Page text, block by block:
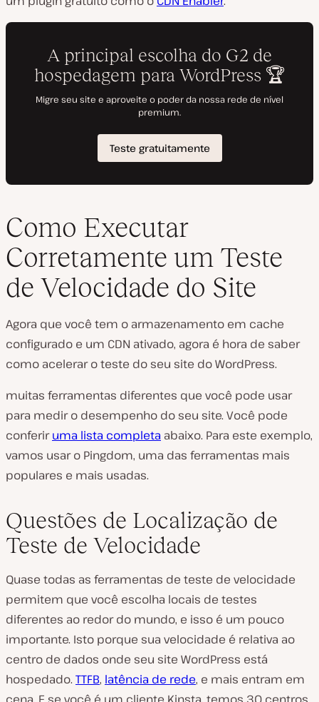
Como Executar
Corretamente um Teste
de Velocidade do Site
Agora que você tem o armazenamento em cache
configurado e um CDN ativado, agora é hora de saber
como acelerar o teste do seu site do WordPress.
muitas ferramentas diferentes que você pode usar
para medir o desempenho do seu site. Você pode
conferiruma lista completa abaixo. Para este exemplo,
vamos usar o Pingdom, uma das ferramentas mais
populares e mais usadas.
Questões de Localização de
Teste de Velocidade
Quase todas as ferramentas de teste de velocidade
permitem que você escolha locais de testes
diferentes ao redor do mundo, e isso é um pouco
importante. Isto porque sua velocidade é relativa ao
centro de dados onde seu site WordPress está
hospedado. TTFB, latência de rede, e mais entram em
cena. E se você é um cliente Kinsta, temos 30 centros